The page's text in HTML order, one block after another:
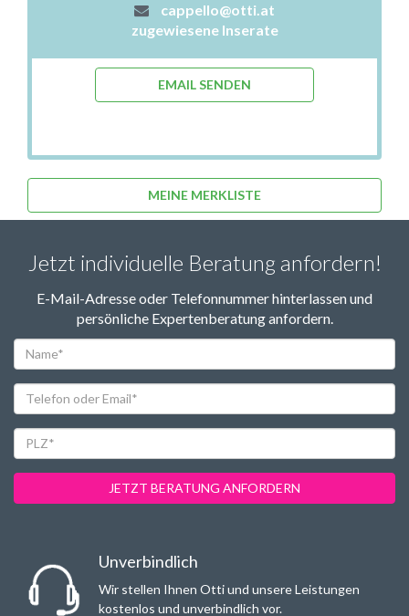
cappello@otti.at
zugewiesene Inserate
EMAIL SENDEN
MEINE MERKLISTE
Jetzt individuelle Beratung anfordern!
E-Mail-Adresse oder Telefonnummer hinterlassen und
persönliche Expertenberatung anfordern.
oder
Email*
JETZT BERATUNG ANFORDERN
Unverbindlich
Wir stellen Ihnen Otti und unsere Leistungen
kostenlos und unverbindlich vor.